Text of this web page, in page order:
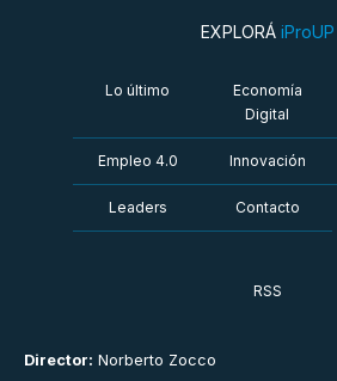
Director: Norberto Zocco
EXPLORÁ iProUP
Lo último
Economía
Digital
Empleo 4.0 Innovación
Leaders Contacto
RSS